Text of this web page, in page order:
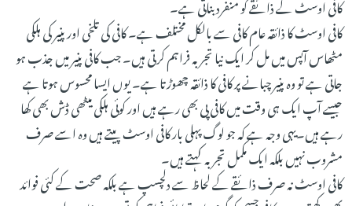
کافی اوسٹ کا ذائقہ عام کافی سے بالکل مختلف ہے۔ کافی کی تلخی اور پنیر کی ہلکی
مٹھاس آپس میں مل کر ایک نیا تجربہ فراہم کرتی ہیں۔ جب کافی پنیر میں جذب ہو
جاتی ہے تو وہ پنیر چبانے پر کافی کا ذائقہ چھوڑتا ہے۔ یوں ایسا محسوس ہوتا ہے
جیسے آپ ایک ہی وقت میں کافی پی بھی رہے ہیں اور کوئی ہلکی میٹھی ڈش بھی کھا
رہے ہیں۔یہی وجہ ہے کہ جو لوگ پہلی بار کافی اوسٹ پیتے ہیں وہ اسے صرف
مشروب نہیں بلکہ ایک مکمل تجربہ کہتے ہیں۔
کافی اوسٹ نہ صرف ذائقے کے لحاظ سے دلچسپ ہے بلکہ صحت کے کئی فوائد